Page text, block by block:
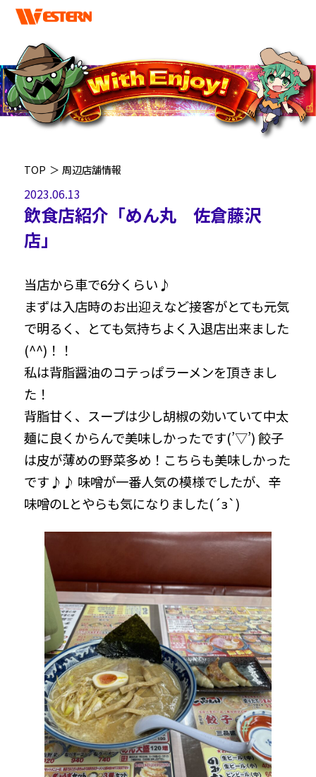
TOP ＞ 周辺店舗情報
2023.06.13
飲食店紹介「めん丸 佐倉藤沢
店」
当店から車で6分くらい♪
まずは入店時のお出迎えなど接客がとても元気
で明るく、とても気持ちよく入退店出来ました
(^^)！！
私は背脂醤油のコテっぱラーメンを頂きまし
た！
背脂甘く、スープは少し胡椒の効いていて中太
麺に良くからんで美味しかったです(’▽’) 餃子
は皮が薄めの野菜多め！こちらも美味しかった
です♪♪ 味噌が一番人気の模様でしたが、辛
味噌のLとやらも気になりました(´з`)